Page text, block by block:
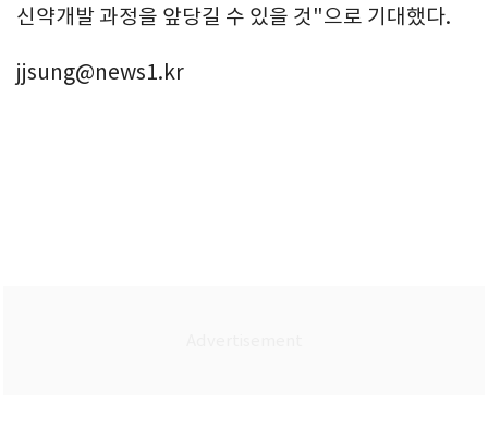
신약개발 과정을 앞당길 수 있을 것"으로 기대했다.
jjsung@news1.kr